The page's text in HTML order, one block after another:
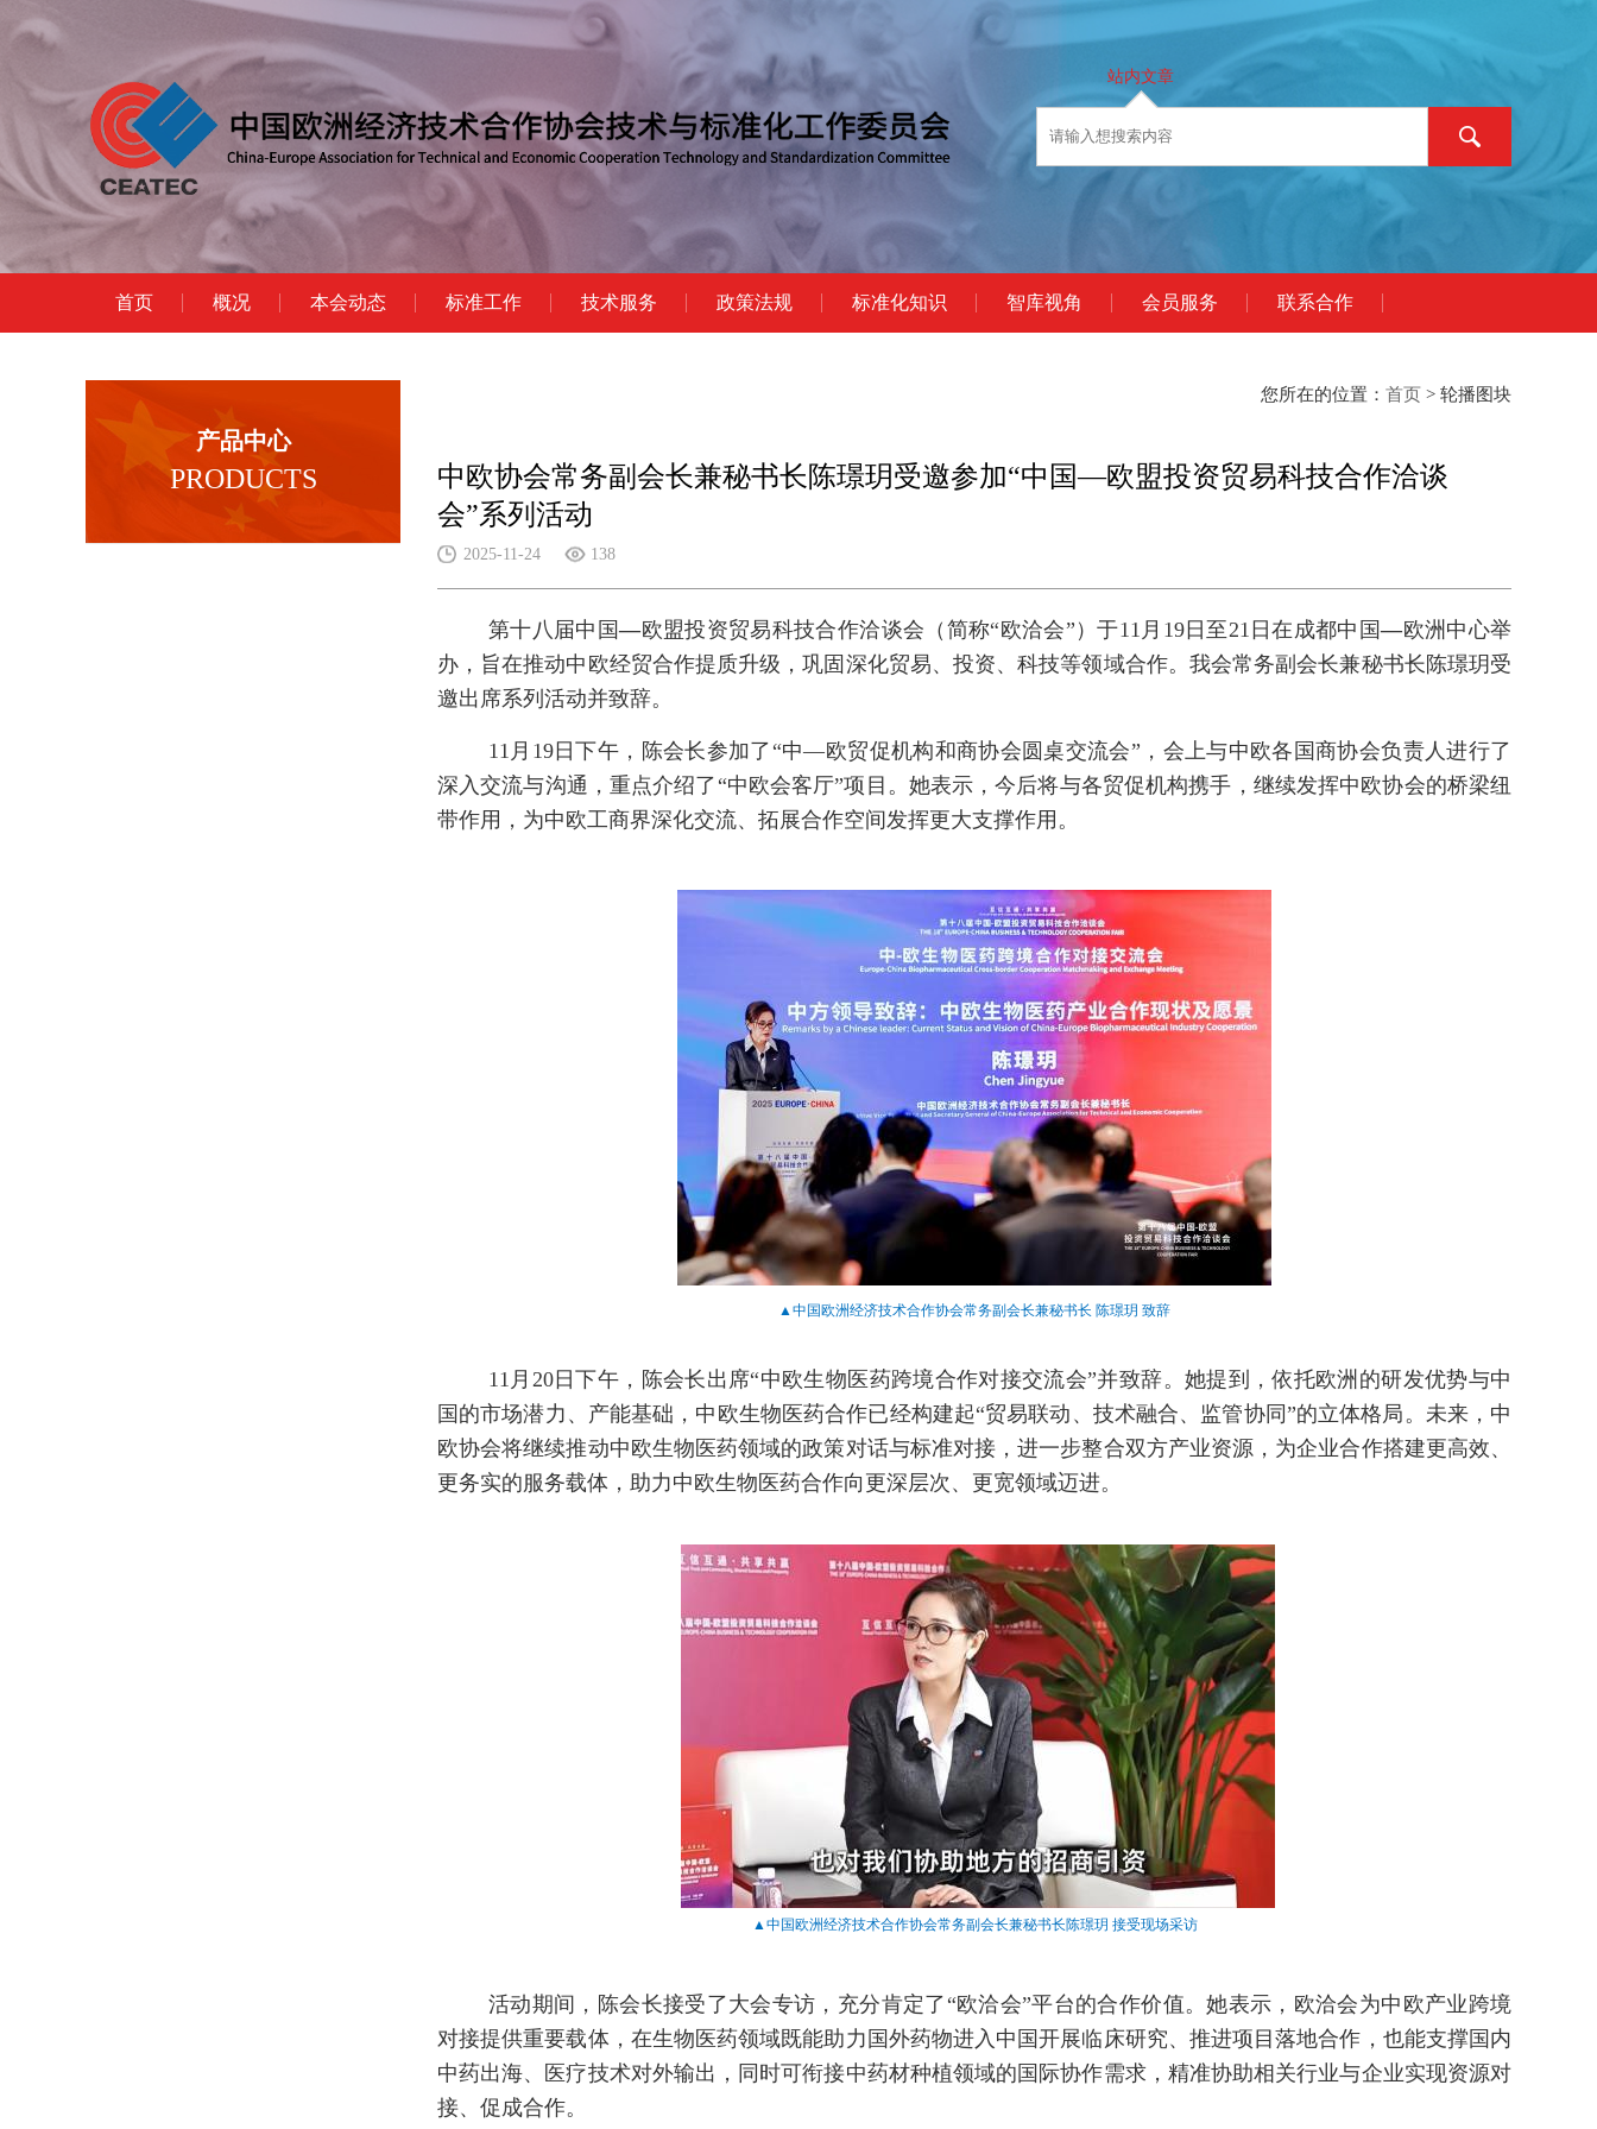
站内文章
首页 概况 本会动态 标准工作 技术服务 政策法规 标准化知识 智库视角 会员服务 联系合作
产品中心
PRODUCTS
您所在的位置： 首页 > 轮播图块
中欧协会常务副会长兼秘书长陈璟玥受邀参加“中国—欧盟投资贸易科技合作洽谈
会”系列活动
2025-11-24 138
第十八届中国—欧盟投资贸易科技合作洽谈会（简称“欧洽会”）于11月19日至21日在成都中国—欧洲中心举
办，旨在推动中欧经贸合作提质升级，巩固深化贸易、投资、科技等领域合作。我会常务副会长兼秘书长陈璟玥受
邀出席系列活动并致辞。
11月19日下午，陈会长参加了“中—欧贸促机构和商协会圆桌交流会”，会上与中欧各国商协会负责人进行了
深入交流与沟通，重点介绍了“中欧会客厅”项目。她表示，今后将与各贸促机构携手，继续发挥中欧协会的桥梁纽
带作用，为中欧工商界深化交流、拓展合作空间发挥更大支撑作用。
▲中国欧洲经济技术合作协会常务副会长兼秘书长 陈璟玥 致辞
11月20日下午，陈会长出席“中欧生物医药跨境合作对接交流会”并致辞。她提到，依托欧洲的研发优势与中
国的市场潜力、产能基础，中欧生物医药合作已经构建起“贸易联动、技术融合、监管协同”的立体格局。未来，中
欧协会将继续推动中欧生物医药领域的政策对话与标准对接，进一步整合双方产业资源，为企业合作搭建更高效、
更务实的服务载体，助力中欧生物医药合作向更深层次、更宽领域迈进。
▲中国欧洲经济技术合作协会常务副会长兼秘书长陈璟玥 接受现场采访
活动期间，陈会长接受了大会专访，充分肯定了“欧洽会”平台的合作价值。她表示，欧洽会为中欧产业跨境
对接提供重要载体，在生物医药领域既能助力国外药物进入中国开展临床研究、推进项目落地合作，也能支撑国内
中药出海、医疗技术对外输出，同时可衔接中药材种植领域的国际协作需求，精准协助相关行业与企业实现资源对
接、促成合作。